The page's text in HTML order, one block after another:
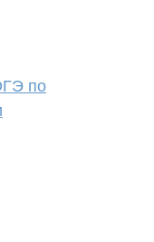
по